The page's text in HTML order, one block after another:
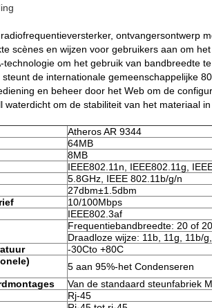
ontvangersontwerp
scènes en wijzen voor gebruikers aan om
technologie om het gebruik van bandbreedte
steunt de internationale gemeenschappelijke
en beheer door het Web om de
waterdicht om de stabiliteit van het materiaal
Atheros AR 9344
64MB
8MB
IEEE802.11n, IEEE802.11g,
5.8GHz, IEEE 802.11b/g/n
27dbm±1.5dbm
10/100Mbps
IEEE802.3af
Frequentiebandbreedte: 20 of
Draadloze wijze: 11b, 11g, 11b/
-30Cto +80C
5 aan 95%-het Condenseren
Van de standaard steunfabriek
Rj-45